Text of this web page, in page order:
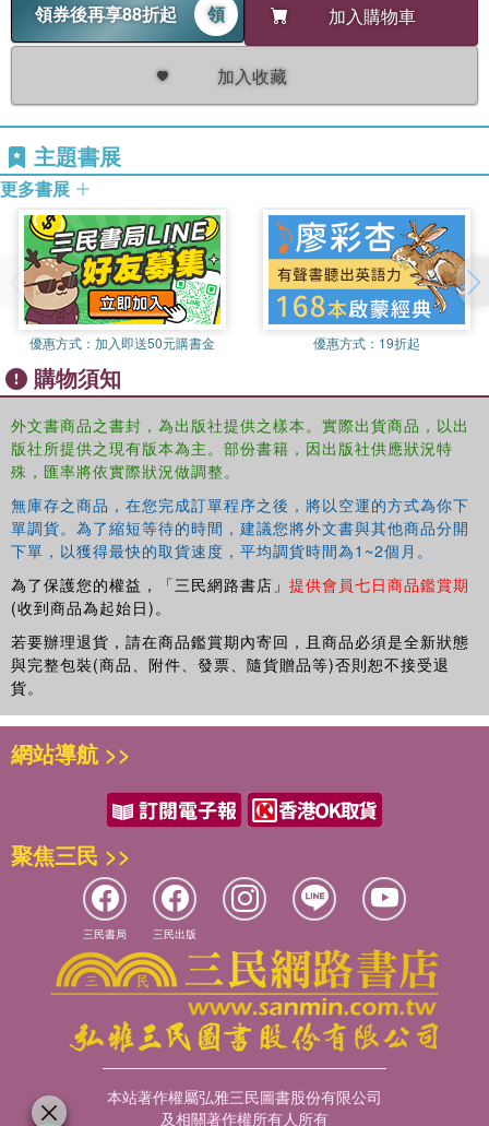
領券後再享88折起 領 加入購物車
加入收藏
主題書展
更多書展
優惠方式： 加入即送50元購書金 優惠方式： 19折起
購物須知
外文書商品之書封，為出版社提供之樣本。實際出貨商品，以出
版社所提供之現有版本為主。部份書籍，因出版社供應狀況特
殊，匯率將依實際狀況做調整。
無庫存之商品，在您完成訂單程序之後，將以空運的方式為你下
單調貨。為了縮短等待的時間，建議您將外文書與其他商品分開
下單，以獲得最快的取貨速度，平均調貨時間為1~2個月。
為了保護您的權益，「三民網路書店」 提供會員七日商品鑑賞期
(收到商品為起始日)。
若要辦理退貨，請在商品鑑賞期內寄回，且商品必須是全新狀態
與完整包裝(商品、附件、發票、隨貨贈品等)否則恕不接受退
貨。
網站導航 >>
聚焦三民 >>
三民書局 三民出版
本站著作權屬弘雅三民圖書股份有限公司
及相關著作權所有人所有